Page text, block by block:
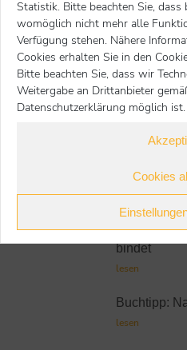
Statistik. Bitte beachten Sie, dass
womöglich nicht mehr alle
Verfügung stehen. Nähere
Cookies erhalten Sie in den
Bitte beachten Sie, dass wir
Weitergabe an Drittanbieter
Datenschutzerklärung möglich ist.
Cookies
zur
Weitere
Buchtipp:
lesen
Buchtipp:
bindet
lesen
Buchtipp:
lesen